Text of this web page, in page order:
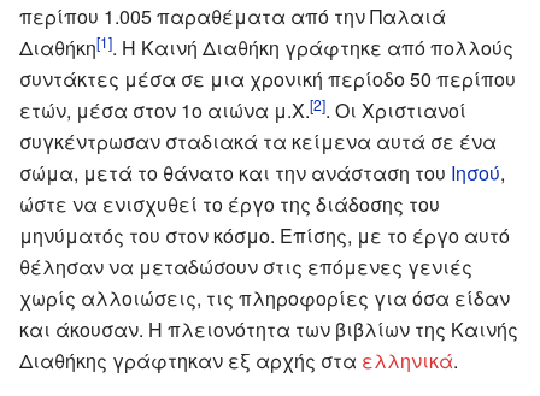
περίπου 1.005 παραθέματα από την Παλαιά
Διαθήκη[1]. Η Καινή Διαθήκη γράφτηκε από πολλούς
συντάκτες μέσα σε μια χρονική περίοδο 50 περίπου
ετών, μέσα στον 1ο αιώνα μ.Χ.[2]. Οι Χριστιανοί
συγκέντρωσαν σταδιακά τα κείμενα αυτά σε ένα
σώμα, μετά το θάνατο και την ανάσταση του Ιησού,
ώστε να ενισχυθεί το έργο της διάδοσης του
μηνύματός του στον κόσμο. Επίσης, με το έργο αυτό
θέλησαν να μεταδώσουν στις επόμενες γενιές
χωρίς αλλοιώσεις, τις πληροφορίες για όσα είδαν
και άκουσαν. Η πλειονότητα των βιβλίων της Καινής
Διαθήκης γράφτηκαν εξ αρχής στα ελληνικά.